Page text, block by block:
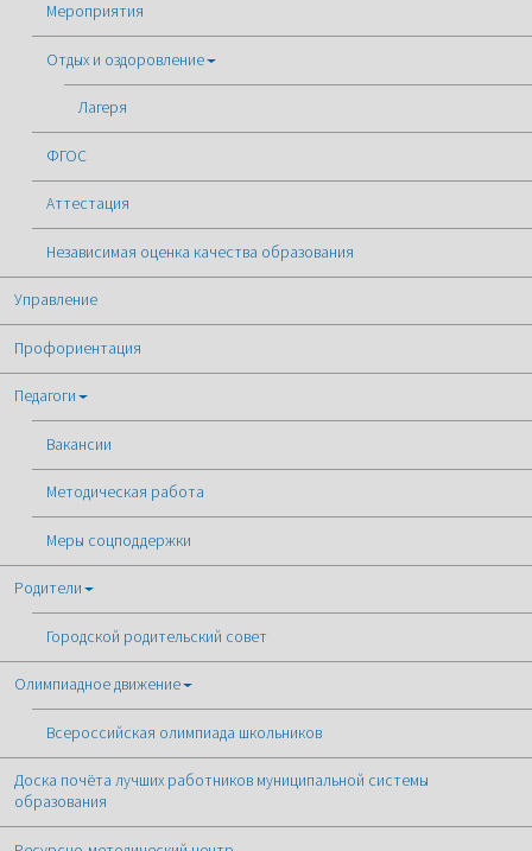
Мероприятия
Отдых и оздоровление
Лагеря
ФГОС
Аттестация
Независимая оценка качества образования
Управление
Профориентация
Педагоги
Вакансии
Методическая работа
Меры соцподдержки
Родители
Городской родительский совет
Олимпиадное движение
Всероссийская олимпиада школьников
Доска почёта лучших работников муниципальной системы
образования